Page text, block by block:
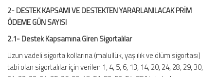
2- DESTEK KAPSAMI VE DESTEKTEN YARARLANILACAK PRİM
ÖDEME GÜN SAYISI
2.1- Destek Kapsamına Giren Sigortalılar
Uzun vadeli sigorta kollarına (malullük, yaşlılık ve ölüm sigortası)
tabi olan sigortalılar için verilen 1, 4, 5, 6, 13, 14, 20, 24, 28, 29, 30,